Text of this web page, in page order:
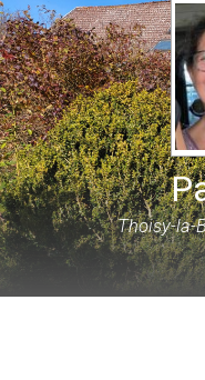
Thoisy-la-